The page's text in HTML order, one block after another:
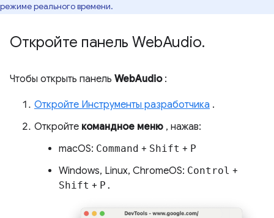
режиме реального времени.
Откройте панель WebAudio.
Чтобы открыть панель WebAudio:
Откройте Инструменты разработчика .
Откройте командное меню , нажав:
macOS: Command + Shift + P
Windows, Linux, ChromeOS: Control +
Shift + P.